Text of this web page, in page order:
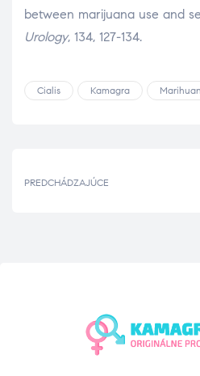
between marijuana use and
Urology, 134, 127-134.
Cialis Kamagra
PREDCHÁDZAJÚCE